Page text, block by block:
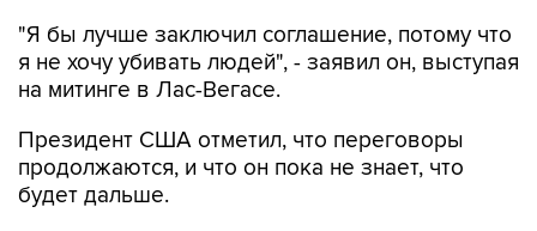
"Я бы лучше заключил соглашение, потому что
я не хочу убивать людей", - заявил он, выступая
на митинге в Лас-Вегасе.
Президент США отметил, что переговоры
продолжаются, и что он пока не знает, что
будет дальше.